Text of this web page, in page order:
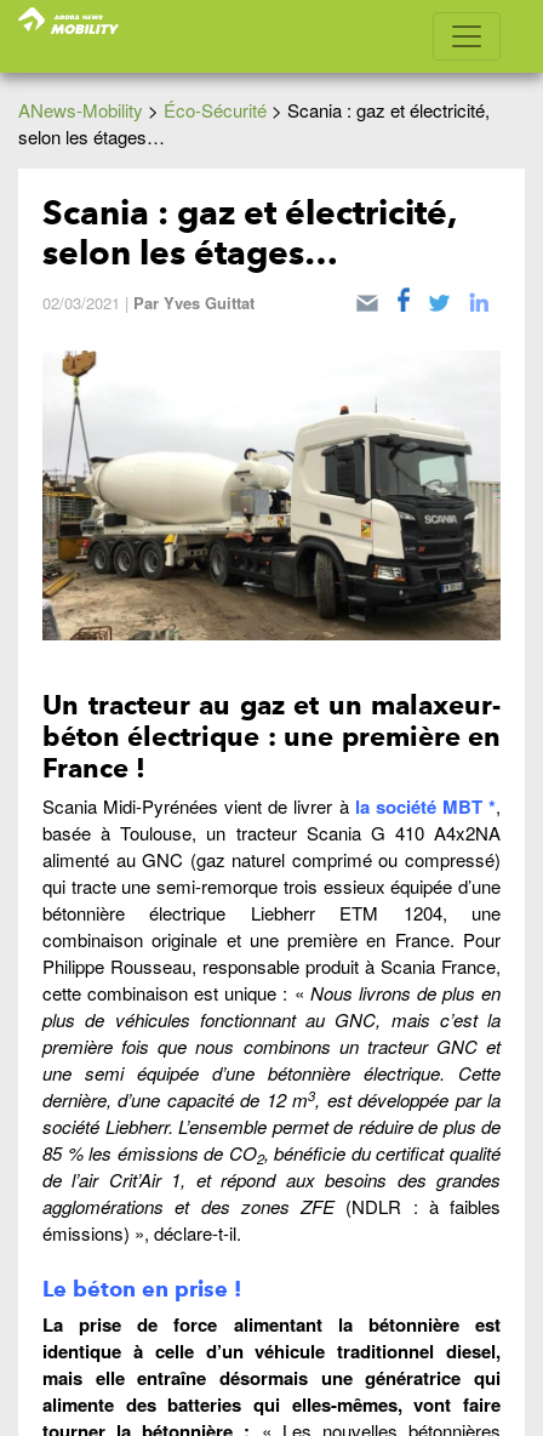
ANews-Mobility > Éco-Sécurité > Scania : gaz et électricité,
selon les étages…
Scania : gaz et électricité,
selon les étages…
02/03/2021 | Par Yves Guittat
Un tracteur au gaz et un malaxeur-
béton électrique : une première en
France !
Scania Midi-Pyrénées vient de livrer à la société MBT *,
basée à Toulouse, un tracteur Scania G 410 A4x2NA
alimenté au GNC (gaz naturel comprimé ou compressé)
qui tracte une semi-remorque trois essieux équipée d’une
bétonnière électrique Liebherr ETM 1204, une
combinaison originale et une première en France. Pour
Philippe Rousseau, responsable produit à Scania France,
cette combinaison est unique : « Nous livrons de plus en
plus de véhicules fonctionnant au GNC, mais c’est la
première fois que nous combinons un tracteur GNC et
une semi équipée d’une bétonnière électrique. Cette
dernière, d’une capacité de 12 m3, est développée par la
société Liebherr. L’ensemble permet de réduire de plus de
85 % les émissions de CO2, bénéficie du certificat qualité
de l’air Crit’Air 1, et répond aux besoins des grandes
agglomérations et des zones ZFE(NDLR : à faibles
émissions) », déclare-t-il.
Le béton en prise !
La prise de force alimentant la bétonnière est
identique à celle d’un véhicule traditionnel diesel,
mais elle entraîne désormais une génératrice qui
alimente des batteries qui elles-mêmes, vont faire
« Les nouvelles bétonnières